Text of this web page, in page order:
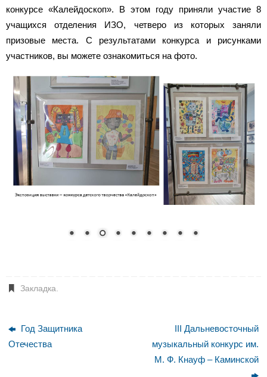
конкурсе «Калейдоскоп». В этом году приняли участие 8
учащихся отделения ИЗО, четверо из которых заняли
призовые места. С результатами конкурса и рисунками
участников, вы можете ознакомиться на фото.
Закладка
Год Защитника
Отечества
III Дальневосточный
музыкальный конкурс им.
М. Ф. Кнауф – Каминской